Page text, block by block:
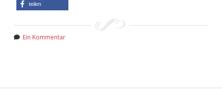
teilen
Ein Kommentar